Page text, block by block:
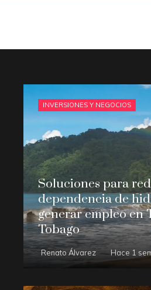
INVERSIONES Y NEGOCIOS
Soluciones para
dependencia de
generar empleo en
Tobago
Renato Álvarez Hace 1